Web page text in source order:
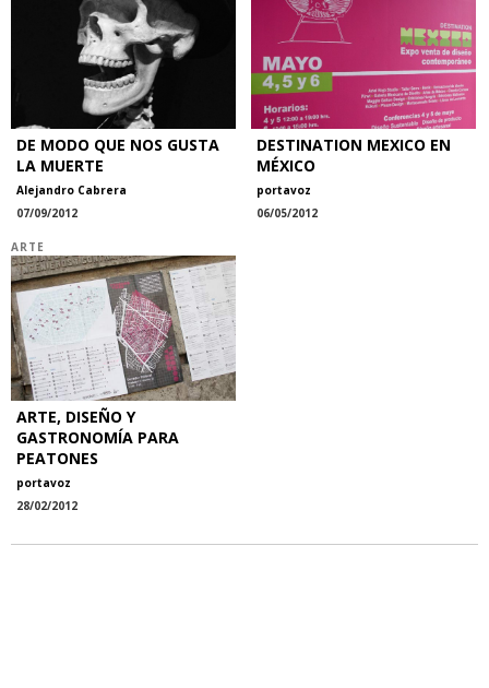
ENTREVISTAS
COLABORADORES
DE MODO QUE NOS GUSTA
LA MUERTE
Alejandro Cabrera
07/09/2012
DESTINATION MEXICO EN
MÉXICO
portavoz
06/05/2012
ARTE
ARTE, DISEÑO Y
GASTRONOMÍA PARA
PEATONES
portavoz
28/02/2012